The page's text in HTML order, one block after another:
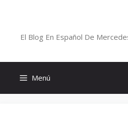
El Blog En Español De
Menú